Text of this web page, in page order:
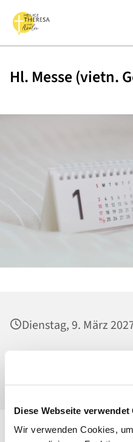
Diese Webseite verwendet
Wir verwenden Cookies,
Hl. Messe (vietn.
Dienstag, 9. März
Ss. Corpus Christi,